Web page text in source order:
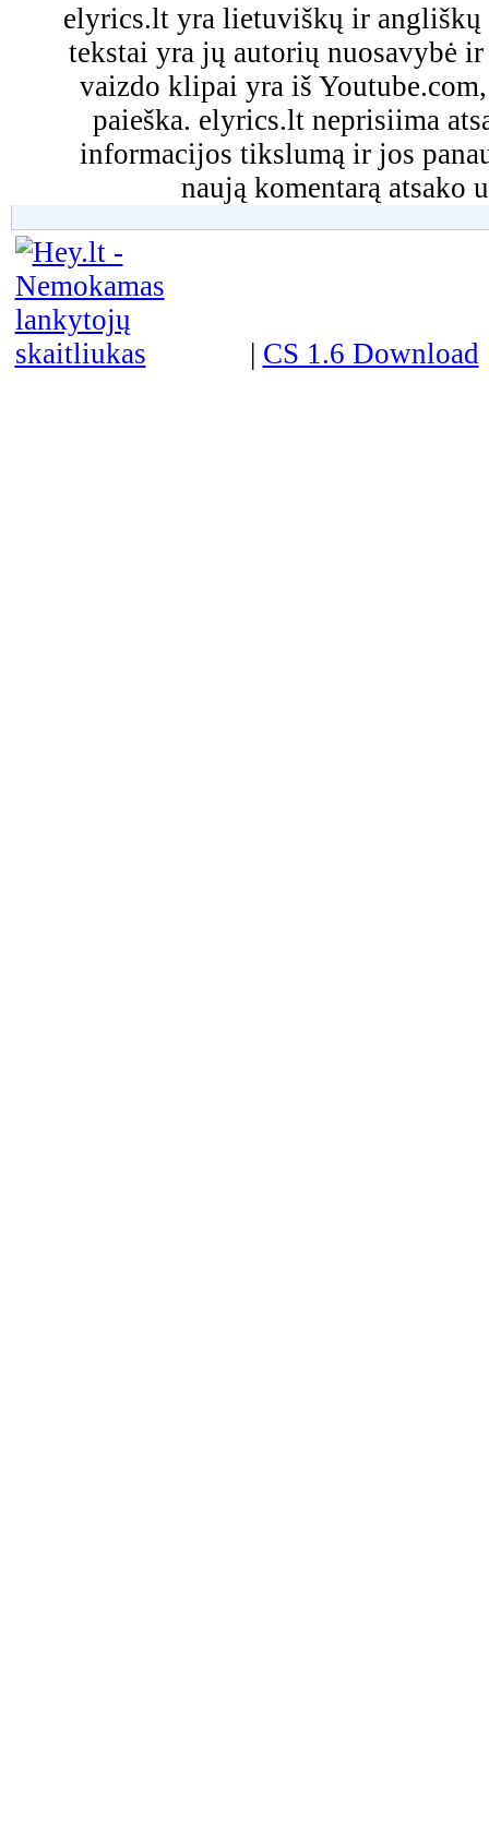
elyrics.lt yra lietuviškų ir angliškų
tekstai yra jų autorių nuosavybė
vaizdo klipai yra iš
paieška. elyrics.lt neprisiima
informacijos tikslumą ir jos
naują komentarą atsako
| CS 1.6 Download